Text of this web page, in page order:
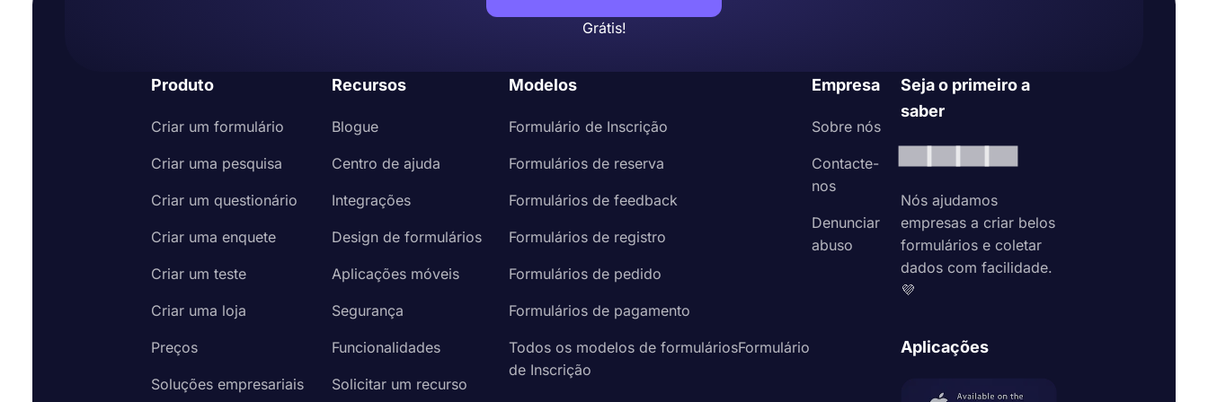
Grátis!
Produto
Criar um formulário
Criar uma pesquisa
Criar um questionário
Criar uma enquete
Criar um teste
Criar uma loja
Preços
Soluções empresariais
Recursos
Blogue
Centro de ajuda
Integrações
Design de formulários
Aplicações móveis
Segurança
Funcionalidades
Solicitar um recurso
Modelos
Formulário de Inscrição
Formulários de reserva
Formulários de feedback
Formulários de registro
Formulários de pedido
Formulários de pagamento
Todos os modelos de formuláriosFormulário
de Inscrição
Empresa
Sobre nós
Contacte-
nos
Denunciar
abuso
Seja o primeiro a
saber
Nós ajudamos
empresas a criar belos
formulários e coletar
dados com facilidade.
💜
Aplicações